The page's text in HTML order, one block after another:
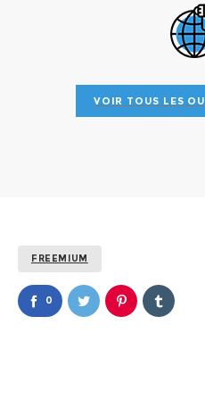
VOIR TOUS LES
FREEMIUM
0